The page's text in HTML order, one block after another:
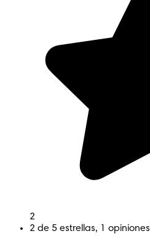
2
2 de 5 estrellas, 1 opiniones